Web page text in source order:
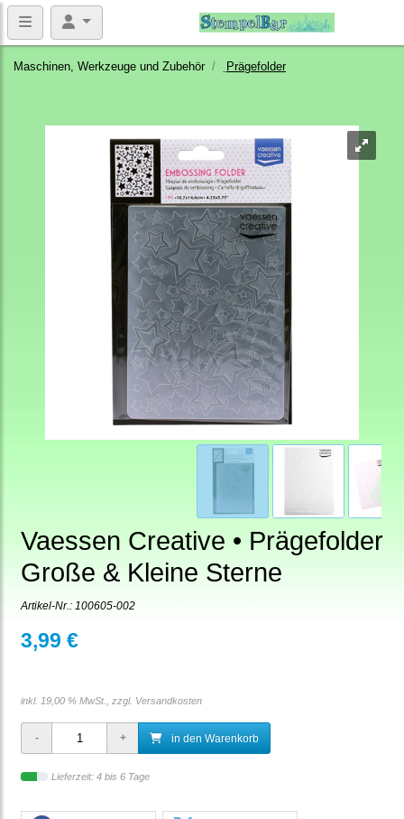
Maschinen, Werkzeuge und Zubehör Prägefolder
Vaessen Creative • Prägefolder
Große & Kleine Sterne
Artikel-Nr.: 100605-002
3,99 €
inkl. 19,00 % MwSt., zzgl. Versandkosten
in den Warenkorb
Lieferzeit: 4 bis 6 Tage